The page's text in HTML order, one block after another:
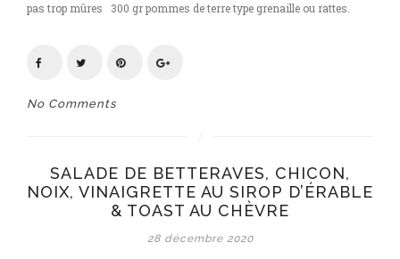
pas trop mûres 300 gr pommes de terre type grenaille ou rattes.
No Comments
SALADE DE BETTERAVES, CHICON,
NOIX, VINAIGRETTE AU SIROP D’ÉRABLE
& TOAST AU CHÈVRE
28 décembre 2020